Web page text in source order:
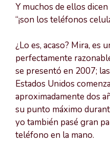
Y muchos de ellos
“¡son los teléfonos
¿Lo es, acaso? Mira, es
perfectamente
se presentó en 2007;
Estados Unidos
aproximadamente dos
su punto máximo
yo también pasé gran
teléfono en la mano.